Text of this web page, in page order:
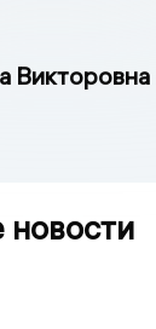
Викторовна